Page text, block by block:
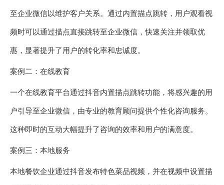
至企业微信以维护客户关系。通过内置描点跳转，用户观看视
频时可以通过描点直接跳转至企业微信，快速关注并领取优
惠，显著提升了用户的转化率和忠诚度。
案例二：在线教育
一个在线教育平台通过抖音内置描点跳转功能，将感兴趣的用
户引导至企业微信，由专业的教育顾问提供个性化咨询服务。
这种即时的互动大幅提升了咨询的效率和用户的满意度。
案例三：本地服务
本地餐饮企业通过抖音发布特色菜品视频，并在视频中设置描